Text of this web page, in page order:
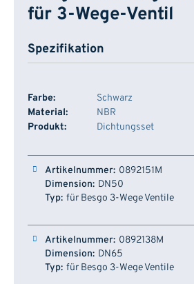
für 3-Wege-Ventil
Spezifikation
Farbe:
Schwarz
Material:
NBR
Produkt:
Dichtungsset
Artikelnummer Dimension
0892151M
DN50
für Besgo 3-Wege Ventile
0892138M
DN65
für Besgo 3-Wege Ventile